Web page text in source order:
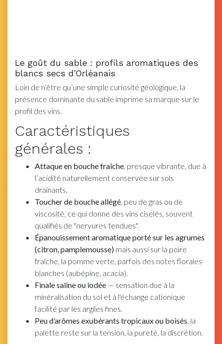
Le goût du sable : profils aromatiques des
blancs secs d’Orléanais
Loin de n’être qu’une simple curiosité géologique, la
présence dominante du sable imprime sa marque sur le
profil des vins.
Caractéristiques
générales :
Attaque en bouche fraîche, presque vibrante, due à
l’acidité naturellement conservée sur sols
drainants.
Toucher de bouche allégé, peu de gras ou de
viscosité, ce qui donne des vins ciselés, souvent
qualifiés de "nervures tendues".
Épanouissement aromatique porté sur les agrumes
(citron, pamplemousse) mais aussi sur la poire
fraîche, la pomme verte, parfois des notes florales
blanches (aubépine, acacia).
Finale saline ou iodée — sensation due à la
minéralisation du sol et à l'échange cationique
facilité par les argiles fines.
Peu d’arômes exubérants tropicaux ou boisés, la
palette reste sur la tension, la pureté, la discrétion.